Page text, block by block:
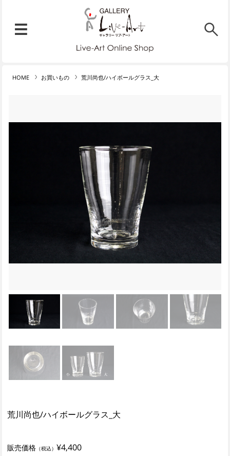
HOME お買いもの 荒川尚也/ハイボールグラス_大
荒川尚也/ハイボールグラス_大
販売価格 （税込） ¥4,400